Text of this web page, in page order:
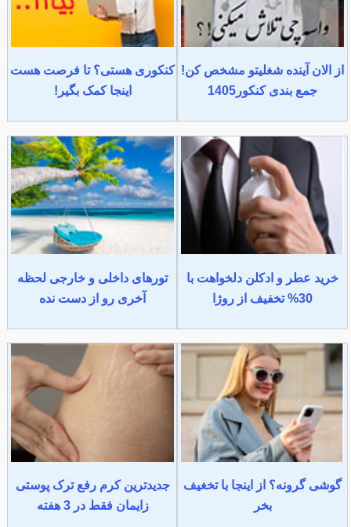
از الان آینده شغلیتو مشخص کن!
جمع بندی کنکور1405
کنکوری هستی؟ تا فرصت هست
اینجا کمک بگیر!
خرید عطر و ادکلن دلخواهت با
30% تخفیف از روژا
تورهای داخلی و خارجی لحظه
آخری رو از دست نده
گوشی گرونه؟ از اینجا با تخغیف
بخر
جدیدترین کرم رفع ترک پوستی
زایمان فقط در 3 هفته